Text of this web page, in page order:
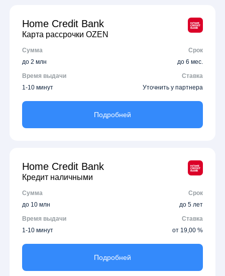
Home Credit Bank
Карта рассрочки OZEN
Сумма
Срок
до 2 млн
до 6 мес.
Время выдачи
Ставка
1-10 минут
Уточнить у партнера
Подробней
Home Credit Bank
Кредит наличными
Сумма
Срок
до 10 млн
до 5 лет
Время выдачи
Ставка
1-10 минут
от 19,00 %
Подробней